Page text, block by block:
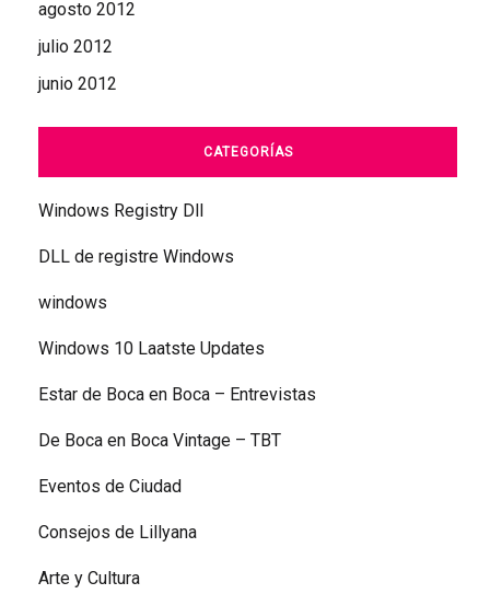
agosto 2012
julio 2012
junio 2012
CATEGORÍAS
Windows Registry Dll
DLL de registre Windows
windows
Windows 10 Laatste Updates
Estar de Boca en Boca – Entrevistas
De Boca en Boca Vintage – TBT
Eventos de Ciudad
Consejos de Lillyana
Arte y Cultura